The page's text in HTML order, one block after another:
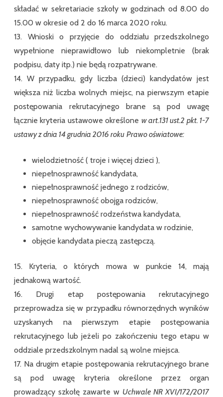
składać w sekretariacie szkoły w godzinach od 8.00 do
15.00 w okresie od 2 do 16 marca 2020 roku.
13. Wnioski o przyjęcie do oddziału przedszkolnego
wypełnione nieprawidłowo lub niekompletnie (brak
podpisu, daty itp.) nie będą rozpatrywane.
14. W przypadku, gdy liczba (dzieci) kandydatów jest
większa niż liczba wolnych miejsc, na pierwszym etapie
postępowania rekrutacyjnego brane są pod uwagę
łącznie kryteria ustawowe określone w art.131 ust.2 pkt. 1-7
ustawy z dnia 14 grudnia 2016 roku Prawo oświatowe:
wielodzietność ( troje i więcej dzieci ),
niepełnosprawność kandydata,
niepełnosprawność jednego z rodziców,
niepełnosprawność obojga rodziców,
niepełnosprawność rodzeństwa kandydata,
samotne wychowywanie kandydata w rodzinie,
objęcie kandydata pieczą zastępczą.
15. Kryteria, o których mowa w punkcie 14, mają
jednakową wartość.
16. Drugi etap postępowania rekrutacyjnego
przeprowadza się w przypadku równorzędnych wyników
uzyskanych na pierwszym etapie postępowania
rekrutacyjnego lub jeżeli po zakończeniu tego etapu w
oddziale przedszkolnym nadal są wolne miejsca.
17. Na drugim etapie postępowania rekrutacyjnego brane
są pod uwagę kryteria określone przez organ
prowadzący szkołę zawarte w Uchwale NR XVI/172/2017